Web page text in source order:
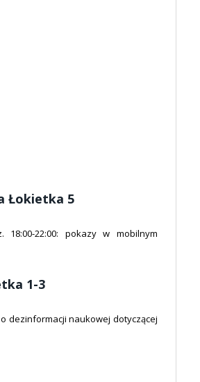
Łokietka 5
18:00-22:00: pokazy w mobilnym
1-3
o dezinformacji naukowej dotyczącej